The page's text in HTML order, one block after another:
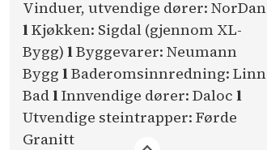
Vinduer, utvendige dører: NorDan
lKjøkken: Sigdal (gjennom XL-
Bygg) lByggevarer: Neumann
Bygg lBaderomsinnredning: Linn
BadlInnvendige dører: Daloc l
Utvendige steintrapper: Førde
Granitt